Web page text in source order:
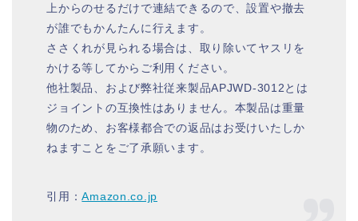
上からのせるだけで連結できるので、設置や撤去
が誰でもかんたんに行えます。
ささくれが見られる場合は、取り除いてヤスリを
かける等してからご利用ください。
他社製品、および弊社従来製品APJWD-3012とは
ジョイントの互換性はありません。本製品は重量
物のため、お客様都合での返品はお受けいたしか
ねますことをご了承願います。
引用：Amazon.co.jp